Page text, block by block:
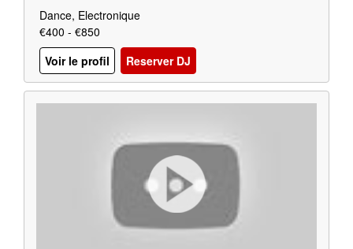
Dance, Electronique
€400 - €850
Voir le profil
Reserver DJ